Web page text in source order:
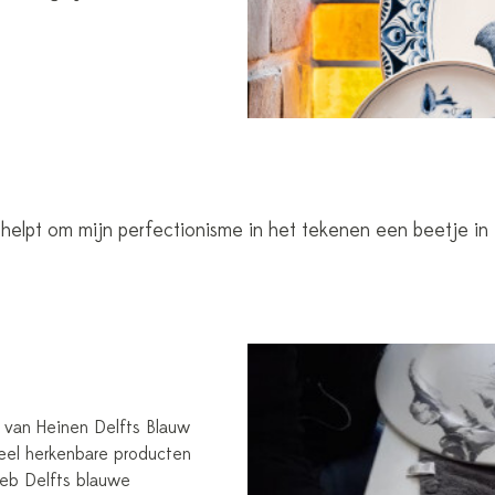
om mijn perfectionisme in het tekenen een beetje in
Heinen Delfts Blauw
herkenbare producten
Delfts blauwe